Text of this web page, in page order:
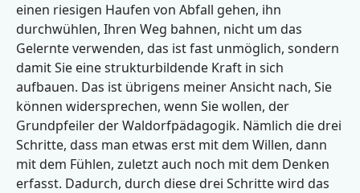
einen riesigen Haufen von Abfall gehen, ihn
durchwühlen, Ihren Weg bahnen, nicht um das
Gelernte verwenden, das ist fast unmöglich, sondern
damit Sie eine strukturbildende Kraft in sich
aufbauen. Das ist übrigens meiner Ansicht nach, Sie
können widersprechen, wenn Sie wollen, der
Grundpfeiler der Waldorfpädagogik. Nämlich die drei
Schritte, dass man etwas erst mit dem Willen, dann
mit dem Fühlen, zuletzt auch noch mit dem Denken
erfasst. Dadurch, durch diese drei Schritte wird das